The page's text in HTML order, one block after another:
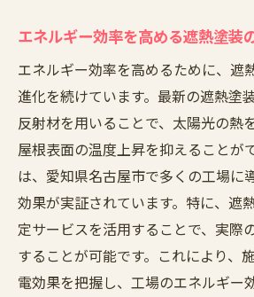
エネルギー効率を高める遮熱塗装
エネルギー効率を高めるために、遮
進化を続けています。最新の遮熱塗
反射材を用いることで、太陽光の熱
屋根表面の温度上昇を抑えることが
は、愛知県名古屋市で多くの工場に
効果が実証されています。特に、遮
定サービスを活用することで、実際
することが可能です。これにより、
電効果を把握し、工場のエネルギー